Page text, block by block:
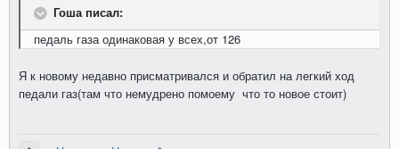
Гоша писал:
педаль газа одинаковая у всех,от 126
Я к новому недавно присматривался и обратил на легкий ход
педали газ(там что немудрено помоему что то новое стоит)